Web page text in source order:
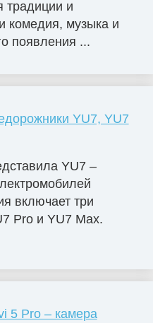
традиции и
комедия, музыка и
появления ...
YU7, YU7
YU7 –
включает три
Pro и YU7 Max.
5 Pro – камера